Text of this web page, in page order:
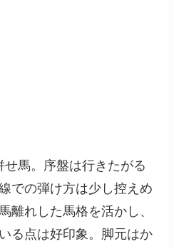
馬。序盤は行きたがる
での弾け方は少し控えめ
離れした馬格を活かし、
る点は好印象。脚元はか